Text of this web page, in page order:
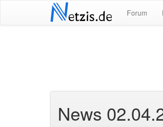
Netzis.de Forum
News